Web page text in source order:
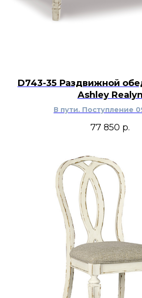
D743-35 Раздвижной
Ashley Realyn
В пути. Поступление
77 850 р.